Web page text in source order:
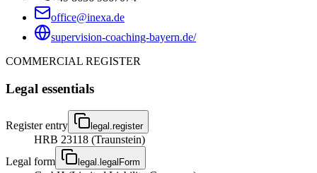
office@inexa.de
supervision-coaching-bayern.de/
COMMERCIAL REGISTER
Legal essentials
Register entry legal.register
HRB 23118 (Traunstein)
Legal form
legal.legalForm